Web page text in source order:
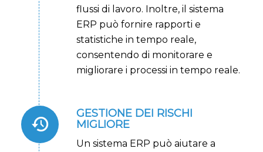
flussi di lavoro. Inoltre, il sistema
ERP può fornire rapporti e
statistiche in tempo reale,
consentendo di monitorare e
migliorare i processi in tempo reale.
GESTIONE DEI RISCHI
MIGLIORE
Un sistema ERP può aiutare a